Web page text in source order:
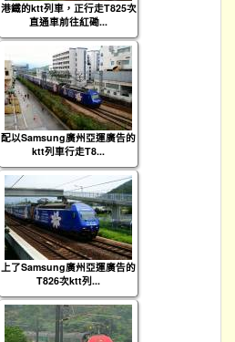
港鐵的ktt列車，正行走T825次
直通車前往紅磡...
配以Samsung廣州亞運廣告的
ktt列車行走T8...
上了Samsung廣州亞運廣告的
T826次ktt列...